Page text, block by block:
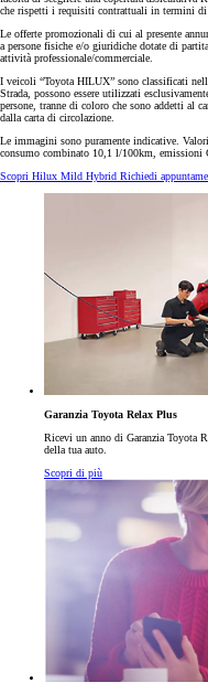
che rispetti i requisiti contrattuali in termini di
Le offerte promozionali di cui al presente
a persone fisiche e/o giuridiche dotate di
attività professionale/commerciale.
I veicoli “Toyota HILUX” sono classificati
Strada, possono essere utilizzati
persone, tranne di coloro che sono addetti al
dalla carta di circolazione.
Le immagini sono puramente indicative.
consumo combinato 10,1 l/100km,
Scopri Hilux Mild Hybrid Richiedi
Garanzia Toyota Relax Plus
Ricevi un anno di Garanzia Toyota
della tua auto.
Scopri di più